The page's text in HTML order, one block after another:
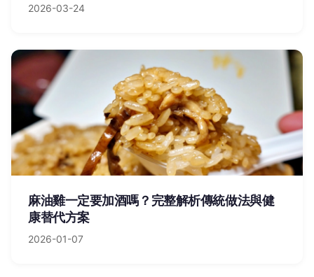
2026-03-24
麻油雞一定要加酒嗎？完整解析傳統做法與健
康替代方案
2026-01-07